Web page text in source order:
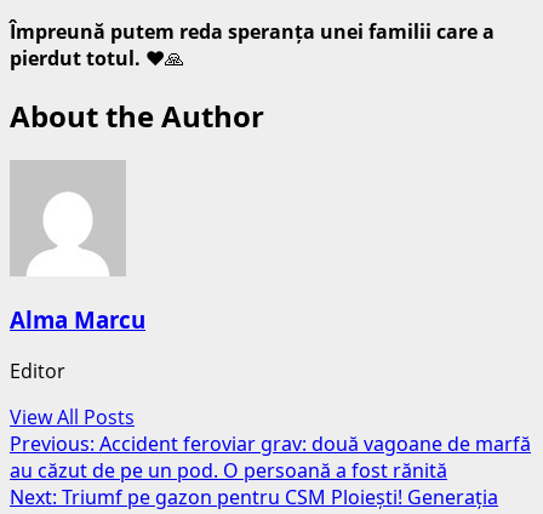
Împreună putem reda speranța unei familii care a
pierdut totul. ❤️🙏
About the Author
Alma Marcu
Editor
View All Posts
Post
navigation
Previous: Accident feroviar grav: două vagoane de marfă
au căzut de pe un pod. O persoană a fost rănită
Next: Triumf pe gazon pentru CSM Ploiești! Generația